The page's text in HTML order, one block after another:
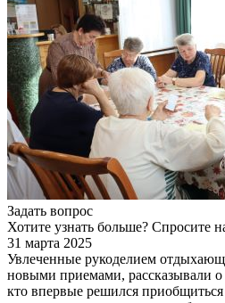
Задать вопрос
Хотите узнать больше? Спросите
31 марта 2025
Увлеченные рукоделием
новыми приемами, рассказывали
кто впервые решился приобщиться